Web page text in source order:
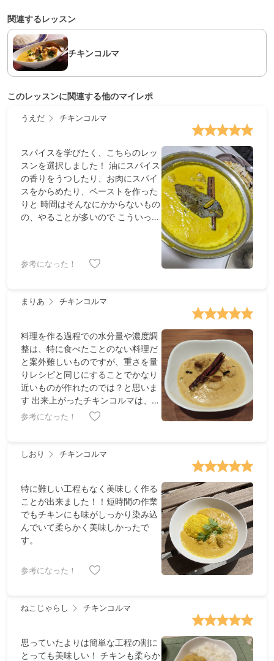
関連するレッスン
チキンコルマ
このレッスンに関連する他のマイレポ
うえだ チキンコルマ
スパイスを学びたく、こちらのレッ
スンを選択しました！ 油にスパイス
の香りをうつしたり、お肉にスパイ
スをからめたり、ペーストを作った
りと 時間はそんなにかからないもの
の、やることが多いので こういった
いい味を出していて、スパイシーな
美味しいですし、和食では体験でき
ったです。
参考になった！
まりあ チキンコルマ
料理を作る過程での水分量や濃度調
整は、特に食べたことのない料理だ
と案外難しいものですが、重さを量
りレシピと同じにすることでかなり
近いものが作れたのでは？と思いま
す 出来上がったチキンコルマは、口
に入れたときの甘み、最後に辛味が
初めてでしたが思ったより簡単に出
した
参考になった！
しおり チキンコルマ
特に難しい工程もなく美味しく作る
ことが出来ました！！短時間の作業
でもチキンにも味がしっかり染み込
んでいて柔らかく美味しかったで
す。
参考になった！
ねこじゃらし チキンコルマ
思っていたよりは簡単な工程の割に
とっても美味しい！ チキンも柔らか